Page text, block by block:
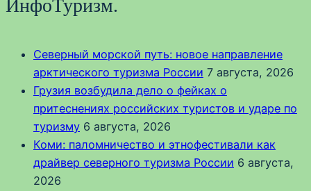
ИнфоТуризм.
Северный морской путь: новое направление
арктического туризма России 7 августа, 2026
Грузия возбудила дело о фейках о
притеснениях российских туристов и ударе по
туризму 6 августа, 2026
Коми: паломничество и этнофестивали как
драйвер северного туризма России 6 августа,
2026